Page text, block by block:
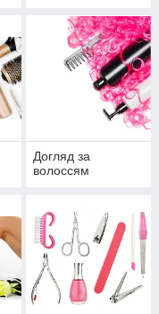
Догляд за
волоссям